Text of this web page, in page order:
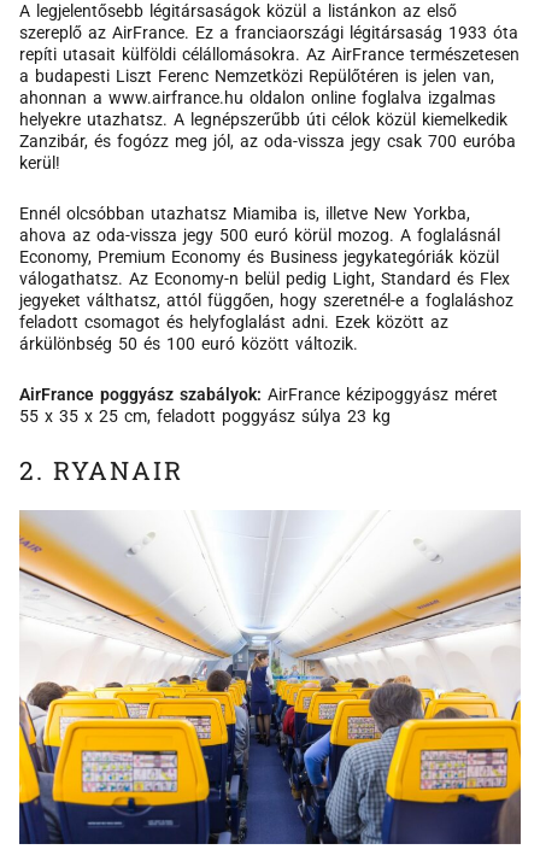
A legjelentősebb légitársaságok közül a listánkon az első
szereplő az AirFrance. Ez a franciaországi légitársaság 1933 óta
repíti utasait külföldi célállomásokra. Az AirFrance természetesen
a budapesti Liszt Ferenc Nemzetközi Repülőtéren is jelen van,
ahonnan a www.airfrance.hu oldalon online foglalva izgalmas
helyekre utazhatsz. A legnépszerűbb úti célok közül kiemelkedik
Zanzibár, és fogózz meg jól, az oda-vissza jegy csak 700 euróba
kerül!
Ennél olcsóbban utazhatsz Miamiba is, illetve New Yorkba,
ahova az oda-vissza jegy 500 euró körül mozog. A foglalásnál
Economy, Premium Economy és Business jegykategóriák közül
válogathatsz. Az Economy-n belül pedig Light, Standard és Flex
jegyeket válthatsz, attól függően, hogy szeretnél-e a foglaláshoz
feladott csomagot és helyfoglalást adni. Ezek között az
árkülönbség 50 és 100 euró között változik.
AirFrance poggyász szabályok: AirFrance kézipoggyász méret
55 x 35 x 25 cm, feladott poggyász súlya 23 kg
2. RYANAIR